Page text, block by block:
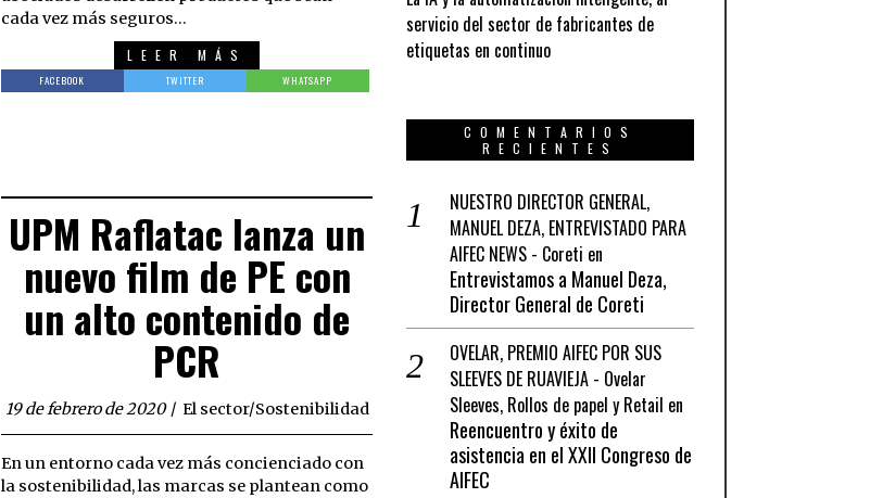
cada vez más seguros…
LEER MÁS
FACEBOOK TWITTER WHATSAPP
UPM Raflatac lanza un
nuevo film de PE con
un alto contenido de
PCR
19 de febrero de 2020 El sector/Sostenibilidad
En un entorno cada vez más concienciado con
la sostenibilidad, las marcas se plantean como
servicio del sector de fabricantes de
etiquetas en continuo
COMENTARIOS
RECIENTES
NUESTRO DIRECTOR GENERAL,
MANUEL DEZA, ENTREVISTADO PARA
AIFEC NEWS - Coreti en
Entrevistamos a Manuel Deza,
Director General de Coreti
OVELAR, PREMIO AIFEC POR SUS
SLEEVES DE RUAVIEJA - Ovelar
Sleeves, Rollos de papel y Retail en
Reencuentro y éxito de
asistencia en el XXII Congreso de
AIFEC